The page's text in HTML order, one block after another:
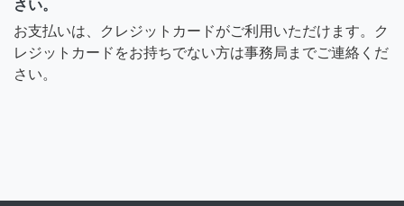
さい。
お支払いは、クレジットカードがご利用いただけます。ク
レジットカードをお持ちでない方は事務局までご連絡くだ
さい。